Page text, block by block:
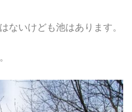
ないけども池はあります。